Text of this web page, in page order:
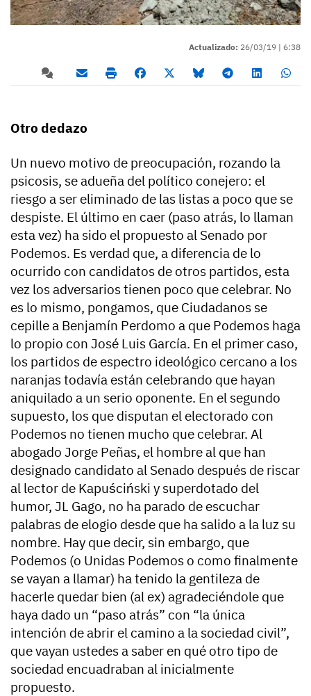
Actualizado: 26/03/19 | 6:38
Otro dedazo
Un nuevo motivo de preocupación, rozando la
psicosis, se adueña del político conejero: el
riesgo a ser eliminado de las listas a poco que se
despiste. El último en caer (paso atrás, lo llaman
esta vez) ha sido el propuesto al Senado por
Podemos. Es verdad que, a diferencia de lo
ocurrido con candidatos de otros partidos, esta
vez los adversarios tienen poco que celebrar. No
es lo mismo, pongamos, que Ciudadanos se
cepille a Benjamín Perdomo a que Podemos haga
lo propio con José Luis García. En el primer caso,
los partidos de espectro ideológico cercano a los
naranjas todavía están celebrando que hayan
aniquilado a un serio oponente. En el segundo
supuesto, los que disputan el electorado con
Podemos no tienen mucho que celebrar. Al
abogado Jorge Peñas, el hombre al que han
designado candidato al Senado después de riscar
al lector de Kapuściński y superdotado del
humor, JL Gago, no ha parado de escuchar
palabras de elogio desde que ha salido a la luz su
nombre. Hay que decir, sin embargo, que
Podemos (o Unidas Podemos o como finalmente
se vayan a llamar) ha tenido la gentileza de
hacerle quedar bien (al ex) agradeciéndole que
haya dado un “paso atrás” con “la única
intención de abrir el camino a la sociedad civil”,
que vayan ustedes a saber en qué otro tipo de
sociedad encuadraban al inicialmente
propuesto.